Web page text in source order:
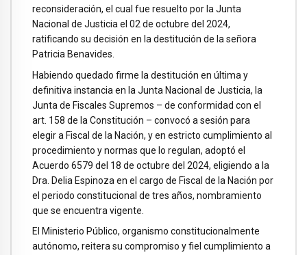
reconsideración, el cual fue resuelto por la Junta
Nacional de Justicia el 02 de octubre del 2024,
ratificando su decisión en la destitución de la señora
Patricia Benavides.
Habiendo quedado firme la destitución en última y
definitiva instancia en la Junta Nacional de Justicia, la
Junta de Fiscales Supremos – de conformidad con el
art. 158 de la Constitución – convocó a sesión para
elegir a Fiscal de la Nación, y en estricto cumplimiento al
procedimiento y normas que lo regulan, adoptó el
Acuerdo 6579 del 18 de octubre del 2024, eligiendo a la
Dra. Delia Espinoza en el cargo de Fiscal de la Nación por
el periodo constitucional de tres años, nombramiento
que se encuentra vigente.
El Ministerio Público, organismo constitucionalmente
autónomo, reitera su compromiso y fiel cumplimiento a